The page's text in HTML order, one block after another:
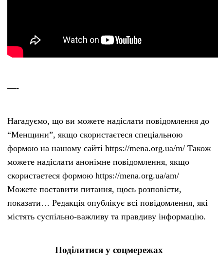
—-
Нагадуємо, що ви можете надіслати повідомлення до
“Менщини”, якщо скористаєтеся спеціальною
формою на нашому сайті https://mena.org.ua/m/ Також
можете надіслати анонімне повідомлення, якщо
скористаєтеся формою https://mena.org.ua/am/
Можете поставити питання, щось розповісти,
показати… Редакція опублікує всі повідомлення, які
містять суспільно-важливу та правдиву інформацію.
Поділитися у соцмережах